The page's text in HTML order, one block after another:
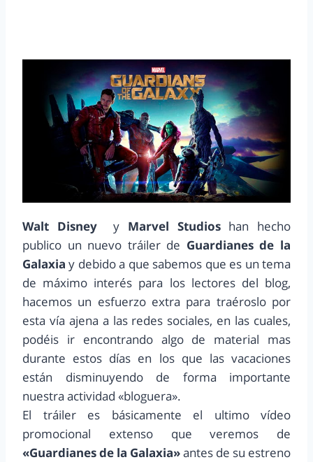
Walt Disney y Marvel Studios han hecho
publico un nuevo tráiler de Guardianes de la
Galaxia y debido a que sabemos que es un tema
de máximo interés para los lectores del blog,
hacemos un esfuerzo extra para traéroslo por
esta vía ajena a las redes sociales, en las cuales,
podéis ir encontrando algo de material mas
durante estos días en los que las vacaciones
están disminuyendo de forma importante
nuestra actividad «bloguera».
El tráiler es básicamente el ultimo vídeo
promocional extenso que veremos de
«Guardianes de la Galaxia»antes de su estreno